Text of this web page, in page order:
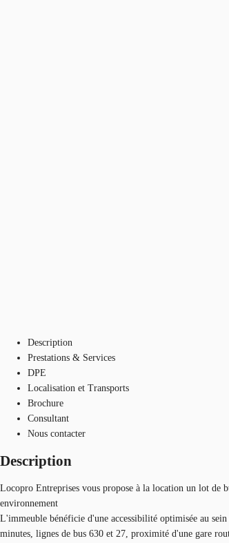
Description
Prestations & Services
DPE
Localisation et Transports
Brochure
Consultant
Nous contacter
Description
Locopro Entreprises vous propose à la location un lot
environnement
L'immeuble bénéficie d'une accessibilité optimisée au
minutes, lignes de bus 630 et 27, proximité d'une gare